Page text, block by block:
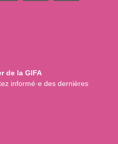
de la GIFA
informé·e des dernières